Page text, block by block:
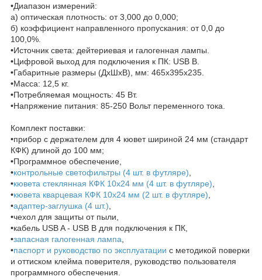
•Диапазон измерений:
а) оптическая плотность: от 3,000 до 0,000;
б) коэффициент направленного пропускания: от 0,0 до
100,0%.
•Источник света: дейтериевая и галогенная лампы.
•Цифровой выход для подключения к ПК: USB B.
•Габаритные размеры (ДхШхВ), мм: 465х395х235.
•Масса: 12,5 кг.
•Потребляемая мощность: 45 Вт.
•Напряжение питания: 85-250 Вольт переменного тока.
Комплект поставки:
•прибор с держателем для 4 кювет шириной 24 мм (стандарт
КФК) длиной до 100 мм;
•Программное обеспечение,
•контрольные светофильтры (4 шт. в футляре)
•кювета стеклянная КФК 10х24 мм (4 шт. в футляре)
•кювета кварцевая КФК 10х24 мм (2 шт. в футляре)
•адаптер-заглушка (4 шт.)
•чехол для защиты от пыли,
•кабель USB A - USB B для подключения к ПК,
•запасная галогенная лампа
•паспорт и руководство по эксплуатации с методикой поверки
и оттиском клейма поверителя, руководство пользователя
программного обеспечения.